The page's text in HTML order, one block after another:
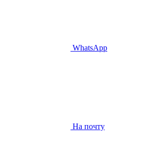
WhatsApp
На почту